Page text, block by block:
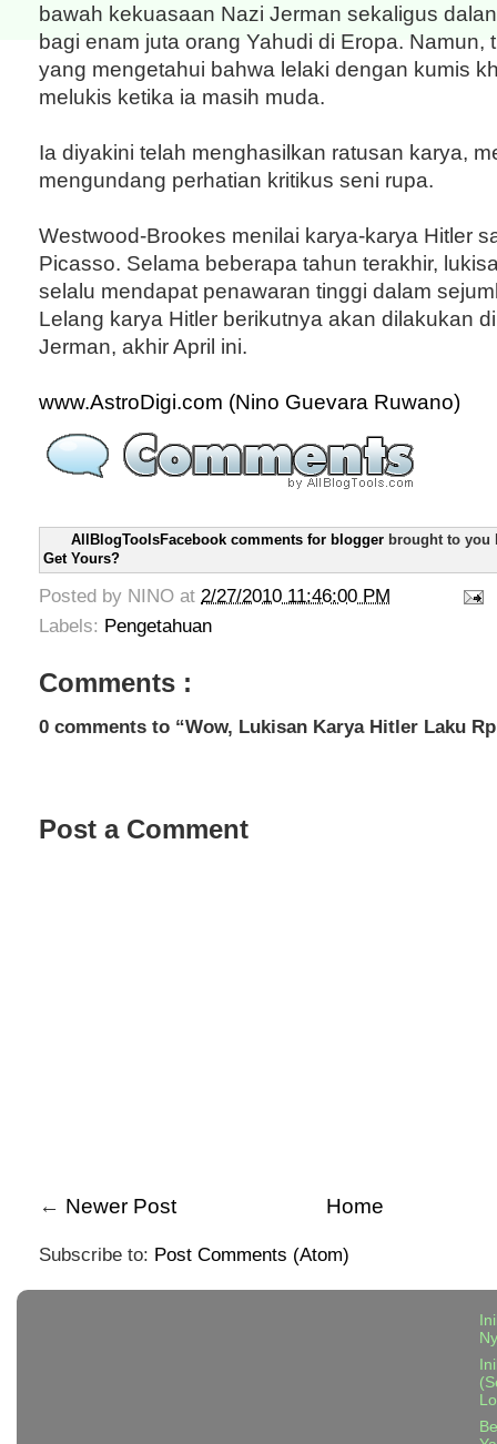
bawah kekuasaan Nazi Jerman sekaligus
bagi enam juta orang Yahudi di Eropa. Namun,
yang mengetahui bahwa lelaki dengan kumis
melukis ketika ia masih muda.
Ia diyakini telah menghasilkan ratusan karya,
mengundang perhatian kritikus seni rupa.
Westwood-Brookes menilai karya-karya Hitler
Picasso. Selama beberapa tahun terakhir,
selalu mendapat penawaran tinggi dalam
Lelang karya Hitler berikutnya akan dilakukan
Jerman, akhir April ini.
www.AstroDigi.com (Nino Guevara Ruwano)
AllBlogToolsFacebook comments for blogger brought to you
Get Yours?
Posted by NINO at 2/27/2010 11:46:00 PM
Labels: Pengetahuan
Comments :
0 comments to “Wow, Lukisan Karya Hitler Laku
Post a Comment
← Newer Post Home
Subscribe to: Post Comments (Atom)